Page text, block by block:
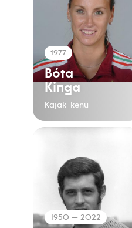
1977
Bóta
Kinga
Kajak-kenu
1950 — 2022